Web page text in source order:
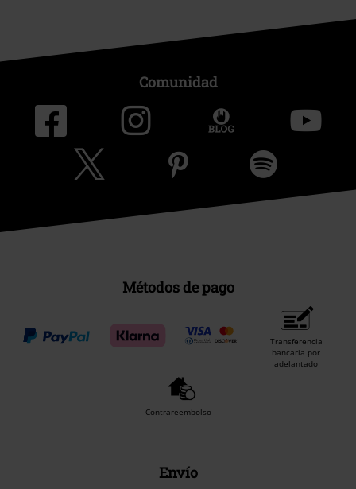
Comunidad
Métodos de pago
Transferencia
bancaria por
adelantado
Contrareembolso
Envío